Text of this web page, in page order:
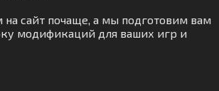
сайт почаще, а мы подготовим вам
модификаций для ваших игр и